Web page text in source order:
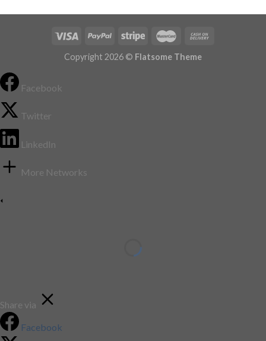
Copyright 2026 © Flatsome Theme
Facebook
Twitter
LinkedIn
More Networks
Share via
Facebook